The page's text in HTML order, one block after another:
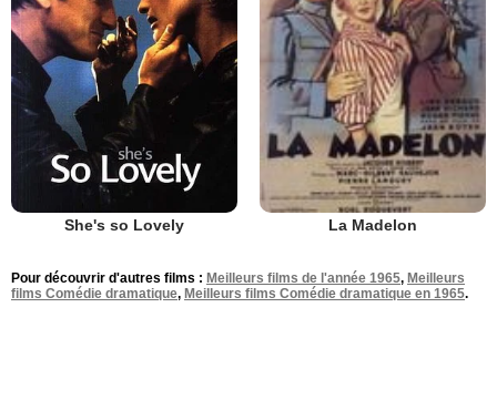
She's so Lovely La Madelon
Pour découvrir d'autres films : Meilleurs films de l'année 1965, Meilleurs
films Comédie dramatique, Meilleurs films Comédie dramatique en 1965.